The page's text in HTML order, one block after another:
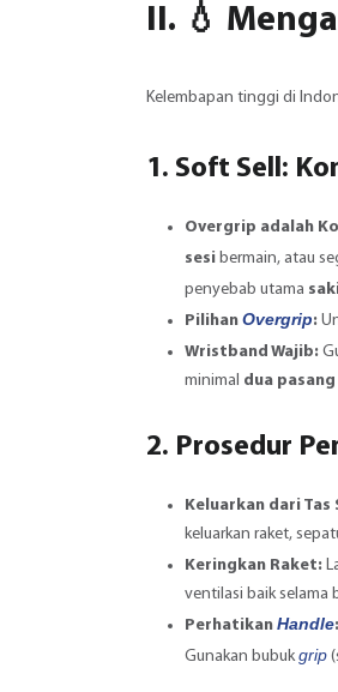
II. 💧
Kelembapan tinggi di
1. Soft Sell:
Overgrip adalah
sesi bermain, atau
penyebab utama
Pilihan Overgrip:
Wristband Wajib:
minimal dua pasang
2. Prosedur
Keluarkan dari Tas
keluarkan raket,
Keringkan Raket:
ventilasi baik selama
Perhatikan Handle:
Gunakan bubukgrip